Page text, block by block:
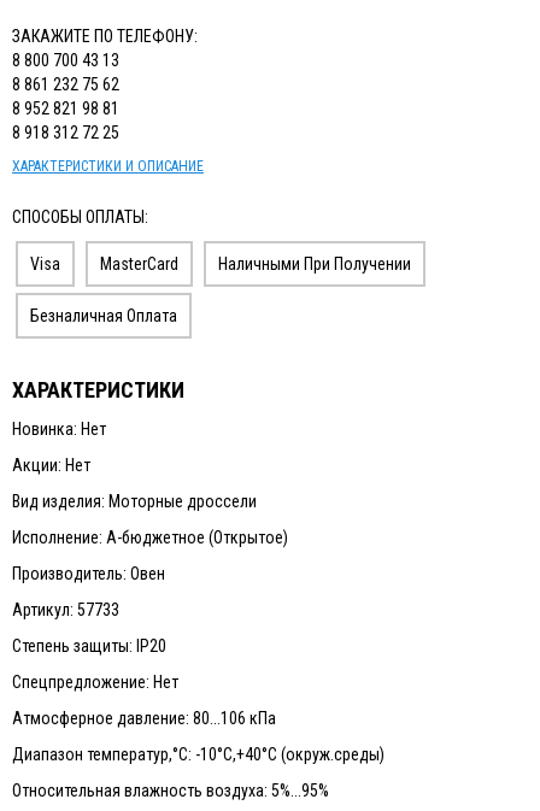
ЗАКАЖИТЕ ПО ТЕЛЕФОНУ:
8 800 700 43 13
8 861 232 75 62
8 952 821 98 81
8 918 312 72 25
ХАРАКТЕРИСТИКИ И ОПИСАНИЕ
СПОСОБЫ ОПЛАТЫ:
Visa MasterCard Наличными При Получении
Безналичная Оплата
ХАРАКТЕРИСТИКИ
Новинка: Нет
Акции: Нет
Вид изделия: Моторные дроссели
Исполнение: А-бюджетное (Открытое)
Производитель: Овен
Артикул: 57733
Степень защиты: IP20
Спецпредложение: Нет
Атмосферное давление: 80...106 кПа
Диапазон температур,°С: -10°C,+40°C (окруж.среды)
Относительная влажность воздуха: 5%...95%